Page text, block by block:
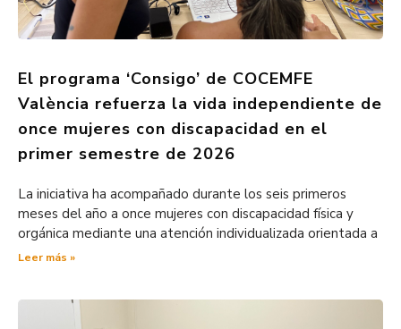
El programa ‘Consigo’ de COCEMFE
València refuerza la vida independiente de
once mujeres con discapacidad en el
primer semestre de 2026
La iniciativa ha acompañado durante los seis primeros
meses del año a once mujeres con discapacidad física y
orgánica mediante una atención individualizada orientada a
Leer más »